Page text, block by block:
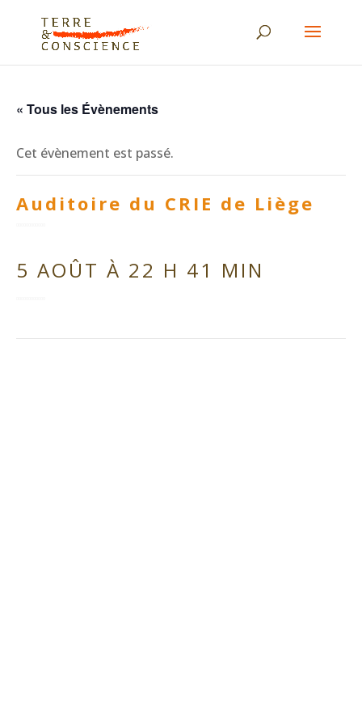
« Tous les Évènements
Cet évènement est passé.
Auditoire du CRIE de Liège
5 AOÛT À 22 H 41 MIN